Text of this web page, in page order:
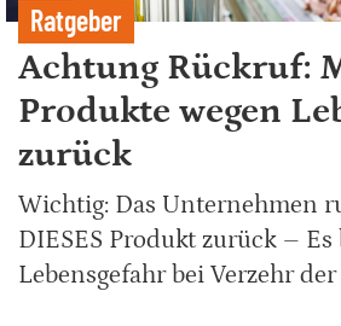
Ratgeber
Achtung Rückruf:
Produkte wegen
zurück
Wichtig: Das Unternehmen
DIESES Produkt zurück – Es
Lebensgefahr bei Verzehr